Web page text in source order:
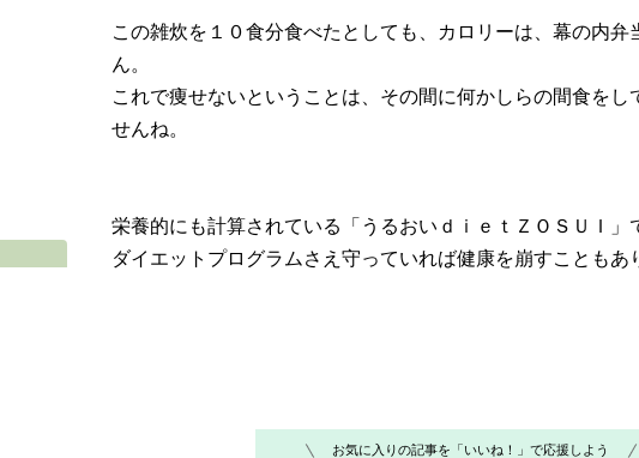
この雑炊を１０食分食べたとしても、カロリーは、幕の内弁
ん。
これで痩せないということは、その間に何かしらの間食をし
せんね。
栄養的にも計算されている「うるおいｄｉｅｔＺＯＳＵＩ」
ダイエットプログラムさえ守っていれば健康を崩すこともあ
お気に入りの記事を「いいね！」で応援しよう